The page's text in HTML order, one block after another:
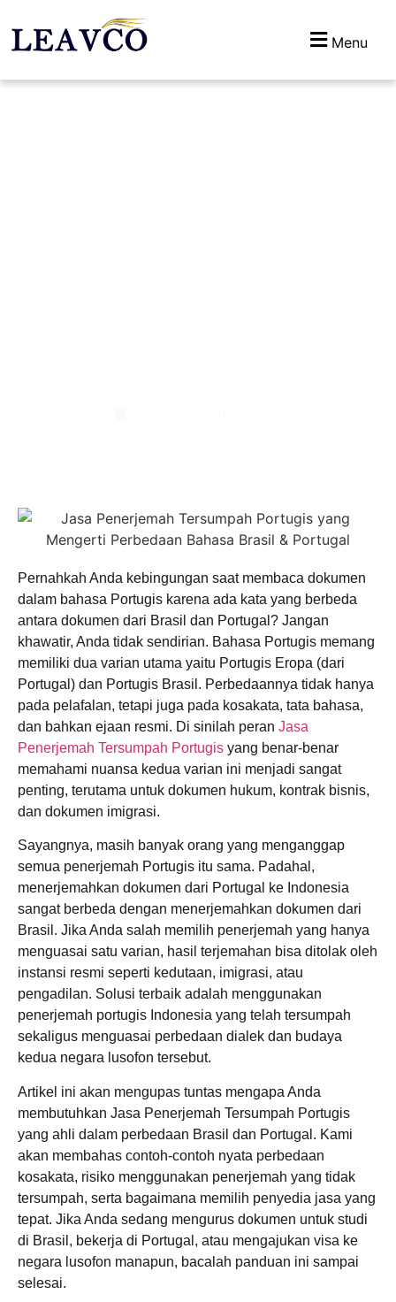
Menu
Pernahkah Anda kebingungan saat membaca dokumen
dalam bahasa Portugis karena ada kata yang berbeda
antara dokumen dari Brasil dan Portugal? Jangan
khawatir, Anda tidak sendirian. Bahasa Portugis memang
memiliki dua varian utama yaitu Portugis Eropa (dari
Portugal) dan Portugis Brasil. Perbedaannya tidak hanya
pada pelafalan, tetapi juga pada kosakata, tata bahasa,
dan bahkan ejaan resmi. Di sinilah peran Jasa
Penerjemah Tersumpah Portugis yang benar-benar
memahami nuansa kedua varian ini menjadi sangat
penting, terutama untuk dokumen hukum, kontrak bisnis,
dan dokumen imigrasi.
Sayangnya, masih banyak orang yang menganggap
semua penerjemah Portugis itu sama. Padahal,
menerjemahkan dokumen dari Portugal ke Indonesia
sangat berbeda dengan menerjemahkan dokumen dari
Brasil. Jika Anda salah memilih penerjemah yang hanya
menguasai satu varian, hasil terjemahan bisa ditolak oleh
instansi resmi seperti kedutaan, imigrasi, atau
pengadilan. Solusi terbaik adalah menggunakan
penerjemah portugis Indonesia yang telah tersumpah
sekaligus menguasai perbedaan dialek dan budaya
kedua negara lusofon tersebut.
Artikel ini akan mengupas tuntas mengapa Anda
membutuhkan Jasa Penerjemah Tersumpah Portugis
yang ahli dalam perbedaan Brasil dan Portugal. Kami
akan membahas contoh-contoh nyata perbedaan
kosakata, risiko menggunakan penerjemah yang tidak
tersumpah, serta bagaimana memilih penyedia jasa yang
tepat. Jika Anda sedang mengurus dokumen untuk studi
di Brasil, bekerja di Portugal, atau mengajukan visa ke
negara lusofon manapun, bacalah panduan ini sampai
selesai.